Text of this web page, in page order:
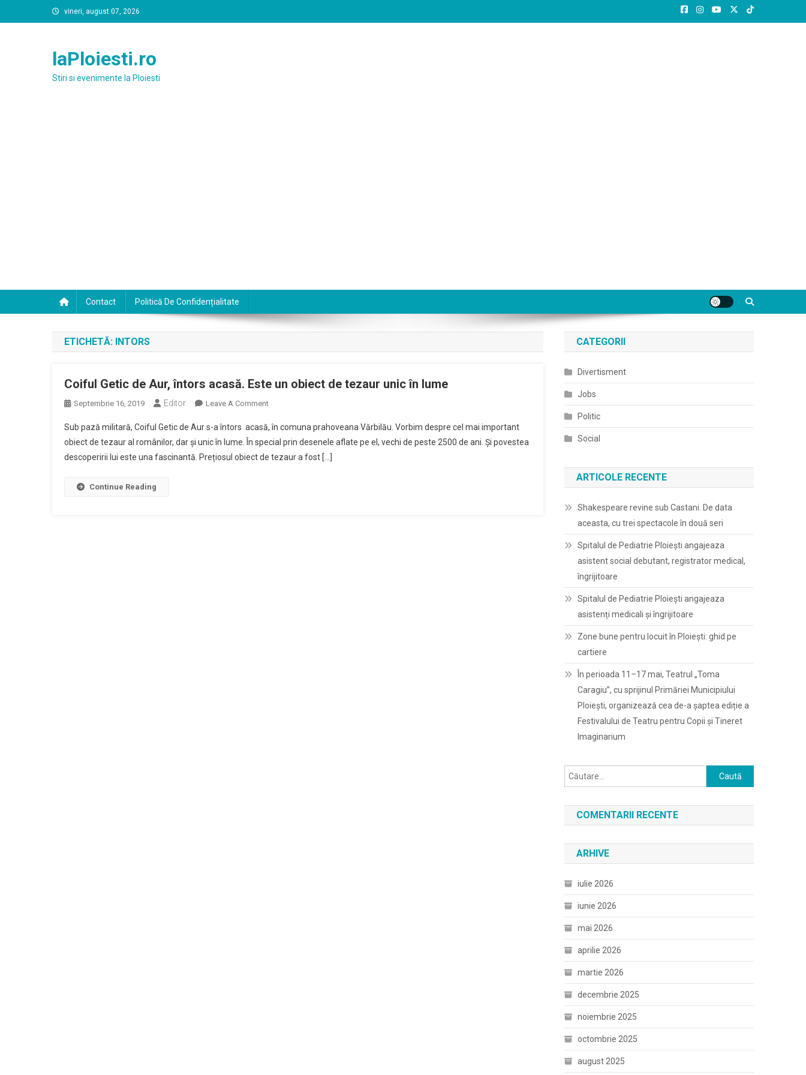
to
vineri, august 07, 2026
laPloiesti.ro
Stiri si evenimente la Ploiesti
Contact Politică De Confidențialitate
ETICHETĂ: INTORS
Coiful Getic de Aur, întors acasă. Este un obiect de tezaur unic în lume
Septembrie 16, 2019 Editor Leave A CommentOn
Getic
De
Aur,
Sub pază militară, Coiful Getic de Aur s-a întors acasă, în comuna prahoveana Vărbilău. Vorbim despre cel mai important
obiect de tezaur al românilor, dar și unic în lume. În special prin desenele aflate pe el, vechi de peste 2500 de ani. Și povestea
descoperirii lui este una fascinantă. Prețiosul obiect de tezaur a fost […]
Continue Reading
CATEGORII
Divertisment
Jobs
Politic
Social
ARTICOLE RECENTE
Shakespeare revine sub Castani. De data
aceasta, cu trei spectacole în două seri
Spitalul de Pediatrie Ploieşti angajeaza
asistent social debutant, registrator medical,
îngrijitoare
Spitalul de Pediatrie Ploieşti angajeaza
asistenți medicali și îngrijitoare
Zone bune pentru locuit în Ploiești: ghid pe
cartiere
În perioada 11–17 mai, Teatrul „Toma
Caragiu”, cu sprijinul Primăriei Municipiului
Ploiești, organizează cea de-a șaptea ediție a
Festivalului de Teatru pentru Copii și Tineret
Imaginarium
Caută
după:
COMENTARII RECENTE
ARHIVE
iulie 2026
iunie 2026
mai 2026
aprilie 2026
martie 2026
decembrie 2025
noiembrie 2025
octombrie 2025
august 2025